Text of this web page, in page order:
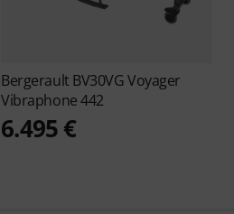
Bergerault BV30VG Voyager
Vibraphone 442
6.495 €